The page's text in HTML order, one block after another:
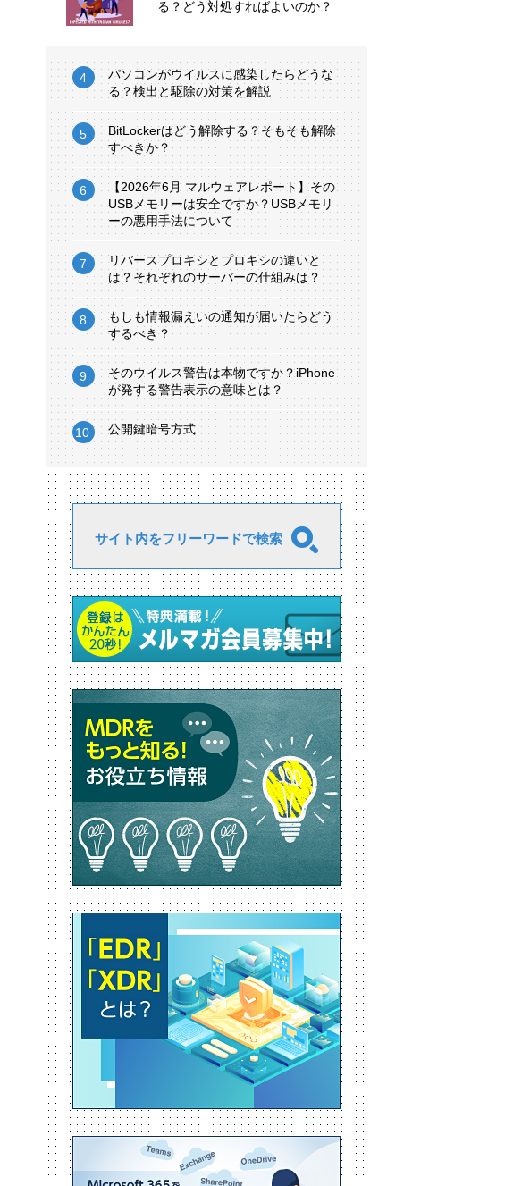
る？どう対処すればよいのか？
パソコンがウイルスに感染したらどうな
る？検出と駆除の対策を解説
BitLockerはどう解除する？そもそも解除
すべきか？
【2026年6月 マルウェアレポート】その
USBメモリーは安全ですか？USBメモリ
ーの悪用手法について
リバースプロキシとプロキシの違いと
は？それぞれのサーバーの仕組みは？
もしも情報漏えいの通知が届いたらどう
するべき？
そのウイルス警告は本物ですか？iPhone
が発する警告表示の意味とは？
公開鍵暗号方式
サイト内をフリーワードで検索